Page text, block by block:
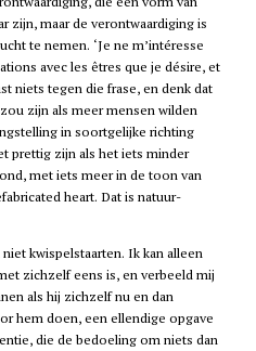
zijn, maar de verontwaardiging is
te nemen. ‘Je ne m’intéresse
avec les êtres que je désire, et
niets tegen die frase, en denk dat
zijn als meer mensen wilden
in soortgelijke richting
prettig zijn als het iets minder
met iets meer in de toon van
heart. Dat is natuur-
kwispelstaarten. Ik kan alleen
zichzelf eens is, en verbeeld mij
als hij zichzelf nu en dan
hem doen, een ellendige opgave
die de bedoeling om niets dan